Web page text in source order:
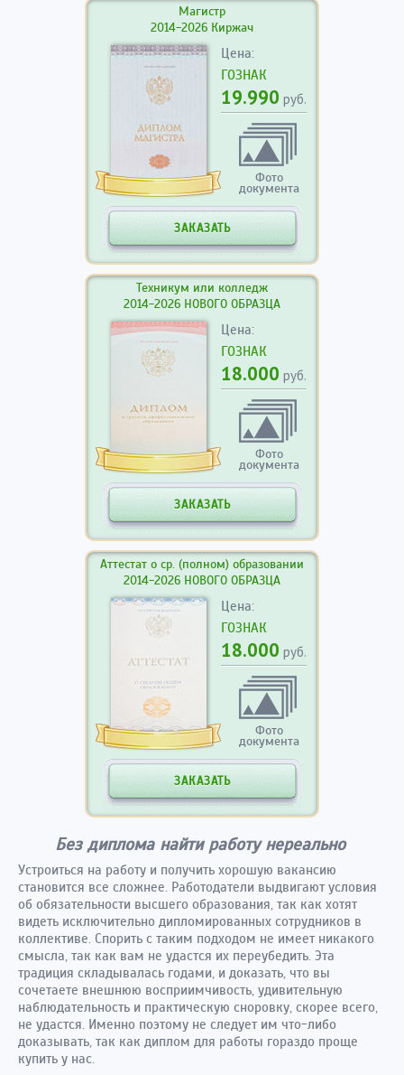
Магистр
2014-2026 Киржач
Цена:
ГОЗНАК
19.990 руб.
Фото
документа
ЗАКАЗАТЬ
Техникум или колледж
2014-2026 НОВОГО ОБРАЗЦА
Цена:
ГОЗНАК
18.000 руб.
Фото
документа
ЗАКАЗАТЬ
Аттестат о ср. (полном) образовании
2014-2026 НОВОГО ОБРАЗЦА
Цена:
ГОЗНАК
18.000 руб.
Фото
документа
ЗАКАЗАТЬ
Без диплома найти работу нереально
Устроиться на работу и получить хорошую вакансию
становится все сложнее. Работодатели выдвигают условия
об обязательности высшего образования, так как хотят
видеть исключительно дипломированных сотрудников в
коллективе. Спорить с таким подходом не имеет никакого
смысла, так как вам не удастся их переубедить. Эта
традиция складывалась годами, и доказать, что вы
сочетаете внешнюю восприимчивость, удивительную
наблюдательность и практическую сноровку, скорее всего,
не удастся. Именно поэтому не следует им что-либо
доказывать, так как диплом для работы гораздо проще
купить у нас.